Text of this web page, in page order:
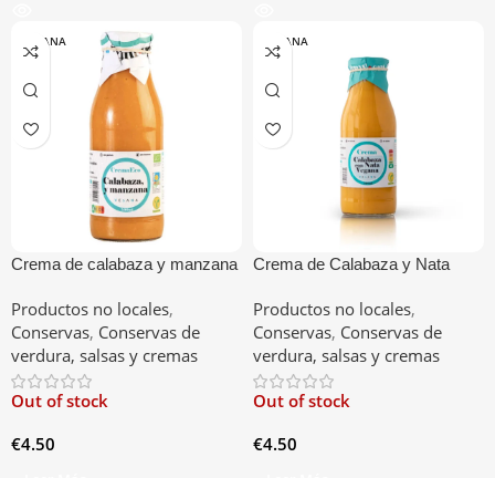
VESANA
Crema de calabaza y manzana
Productos no locales,
Conservas, Conservas de
verdura, salsas y cremas
Out of stock
€4.50
VESANA
Crema de Calabaza y Nata
Productos no locales,
Conservas, Conservas de
verdura, salsas y cremas
Out of stock
€4.50